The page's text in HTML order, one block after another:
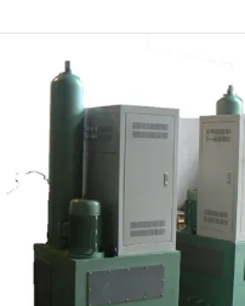
ensures that it can operate
most demanding
Turbine Speed